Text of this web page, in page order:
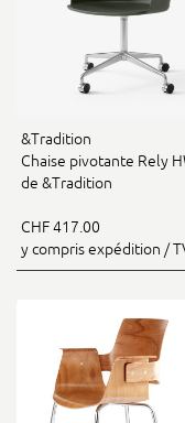
&Tradition
Chaise pivotante Rely
de &Tradition
CHF 417.00
y compris expédition /